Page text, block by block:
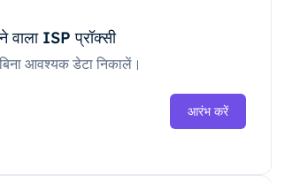
ISP प्रॉक्सी
आवश्यक डेटा निकालें।
आरंभ करें